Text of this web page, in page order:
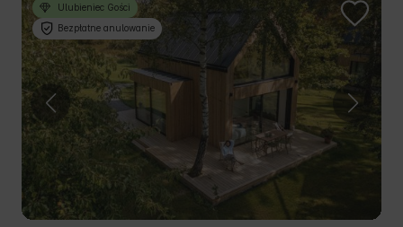
Ulubieniec Gości
Bezpłatne anulowanie